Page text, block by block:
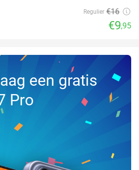
Regulier €16
€9,95
een gratis
Pro